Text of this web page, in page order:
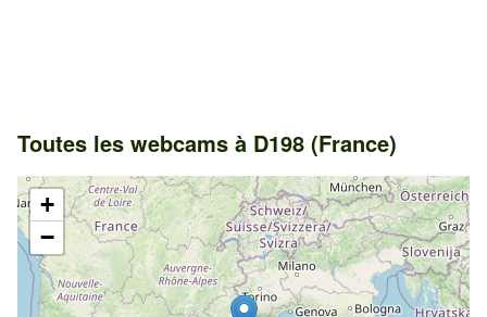
Toutes les webcams à D198 (France)
+
−